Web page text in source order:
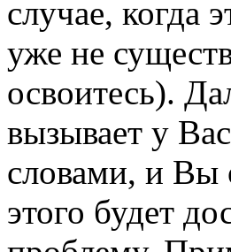
случае, когда
уже не
освоитесь).
вызывает у
словами, и Вы
этого будет